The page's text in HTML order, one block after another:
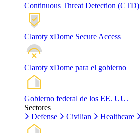
Continuous Threat Detection (CTD)
Claroty xDome Secure Access
Claroty xDome para el gobierno
Gobierno federal de los EE. UU.
Sectores
Defense
Civilian Healthcare